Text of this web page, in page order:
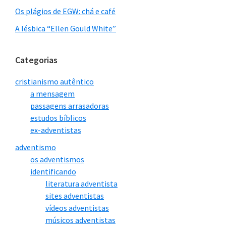
Os plágios de EGW: chá e café
A lésbica “Ellen Gould White”
Categorias
cristianismo autêntico
a mensagem
passagens arrasadoras
estudos bíblicos
ex-adventistas
adventismo
os adventismos
identificando
literatura adventista
sites adventistas
vídeos adventistas
músicos adventistas